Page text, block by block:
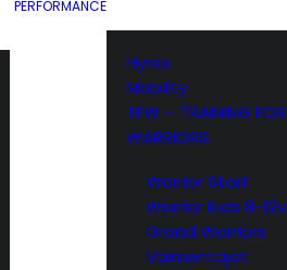
PERFORMANCE
Hyrox
Mobility
TFW – TRAINING FOR
WARRIORS
Warrior Start
Warrior Kids 8-12v
Grand Warriors
Valmentajat